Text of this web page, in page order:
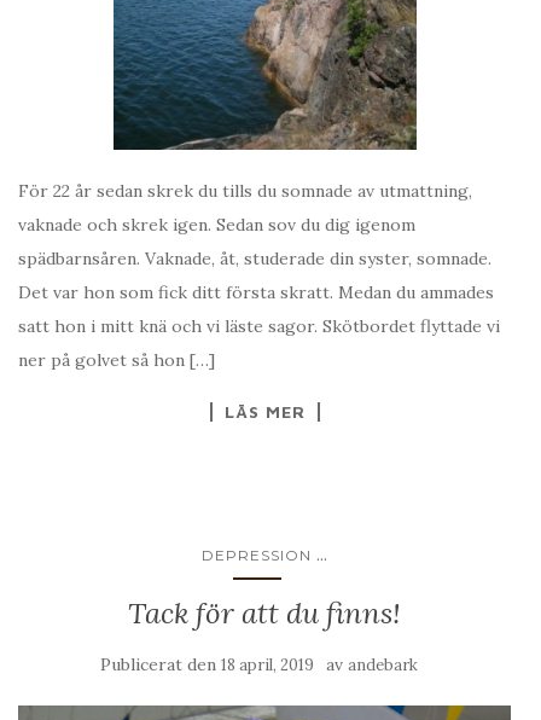
För 22 år sedan skrek du tills du somnade av utmattning,
vaknade och skrek igen. Sedan sov du dig igenom
spädbarnsåren. Vaknade, åt, studerade din syster, somnade.
Det var hon som fick ditt första skratt. Medan du ammades
satt hon i mitt knä och vi läste sagor. Skötbordet flyttade vi
ner på golvet så hon […]
LÄS MER
DEPRESSION ...
Tack för att du finns!
Publicerat den 18 april, 2019 av andebark